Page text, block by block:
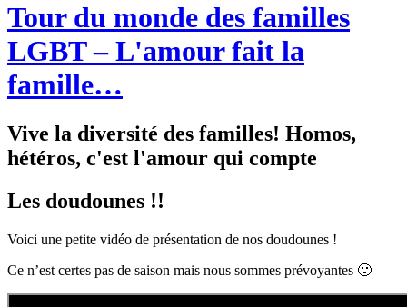
Tour du monde des familles
LGBT – L'amour fait la
famille…
Vive la diversité des familles! Homos,
hétéros, c'est l'amour qui compte
Les doudounes !!
Voici une petite vidéo de présentation de nos doudounes !
Ce n’est certes pas de saison mais nous sommes prévoyantes 🙂